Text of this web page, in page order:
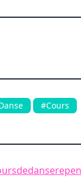
#Cours